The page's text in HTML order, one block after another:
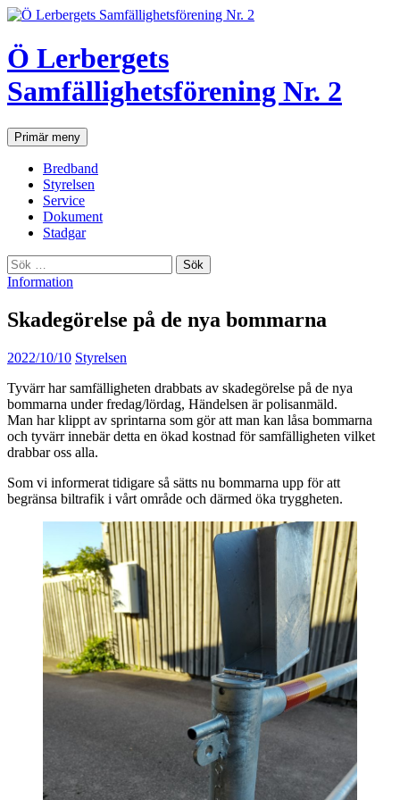
Hoppa
innehåll
Ö Lerbergets
Samfällighetsförening Nr. 2
SökPrimär meny
Bredband
Styrelsen
Service
Dokument
Stadgar
Sök
efter:
Information
Skadegörelse på de nya bommarna
2022/10/10 Styrelsen
Tyvärr har samfälligheten drabbats av skadegörelse på de nya
bommarna under fredag/lördag, Händelsen är polisanmäld.
Man har klippt av sprintarna som gör att man kan låsa bommarna
och tyvärr innebär detta en ökad kostnad för samfälligheten vilket
drabbar oss alla.
Som vi informerat tidigare så sätts nu bommarna upp för att
begränsa biltrafik i vårt område och därmed öka tryggheten.